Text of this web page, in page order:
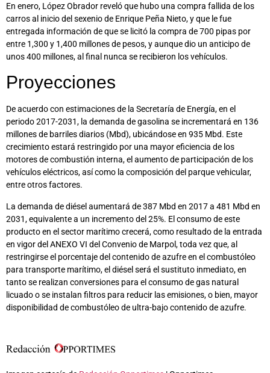
En enero, López Obrador reveló que hubo una compra fallida de los
carros al inicio del sexenio de Enrique Peña Nieto, y que le fue
entregada información de que se licitó la compra de 700 pipas por
entre 1,300 y 1,400 millones de pesos, y aunque dio un anticipo de
unos 400 millones, al final nunca se recibieron los vehículos.
Proyecciones
De acuerdo con estimaciones de la Secretaría de Energía, en el
periodo 2017-2031, la demanda de gasolina se incrementará en 136
millones de barriles diarios (Mbd), ubicándose en 935 Mbd. Este
crecimiento estará restringido por una mayor eficiencia de los
motores de combustión interna, el aumento de participación de los
vehículos eléctricos, así como la composición del parque vehicular,
entre otros factores.
La demanda de diésel aumentará de 387 Mbd en 2017 a 481 Mbd en
2031, equivalente a un incremento del 25%. El consumo de este
producto en el sector marítimo crecerá, como resultado de la entrada
en vigor del ANEXO VI del Convenio de Marpol, toda vez que, al
restringirse el porcentaje del contenido de azufre en el combustóleo
para transporte marítimo, el diésel será el sustituto inmediato, en
tanto se realizan conversiones para el consumo de gas natural
licuado o se instalan filtros para reducir las emisiones, o bien, mayor
disponibilidad de combustóleo de ultra-bajo contenido de azufre.